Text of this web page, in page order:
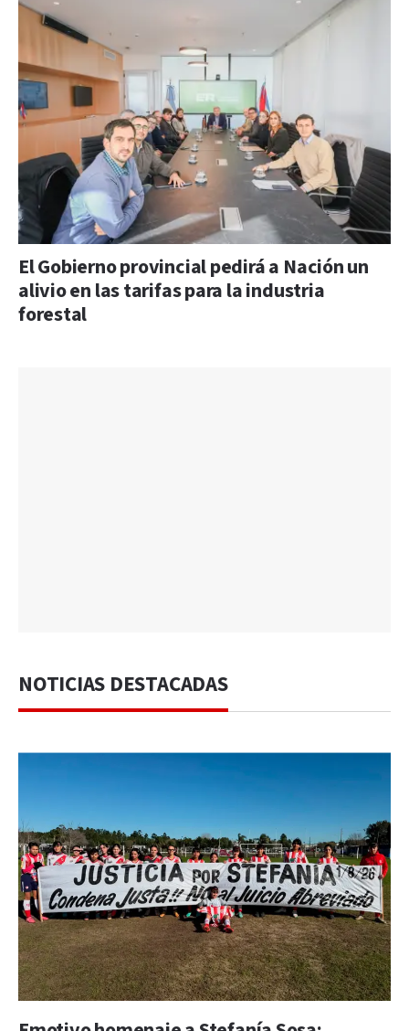
El Gobierno provincial pedirá a Nación un
alivio en las tarifas para la industria
forestal
NOTICIAS DESTACADAS